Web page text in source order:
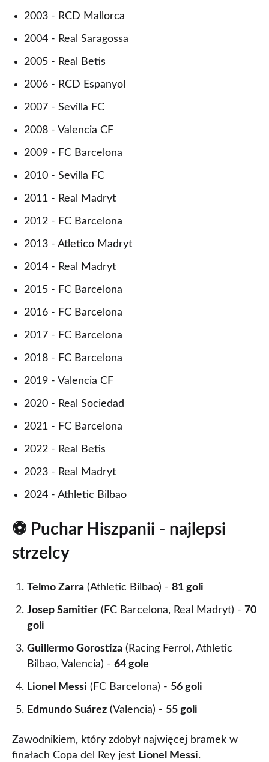
2003 - RCD Mallorca
2004 - Real Saragossa
2005 - Real Betis
2006 - RCD Espanyol
2007 - Sevilla FC
2008 - Valencia CF
2009 - FC Barcelona
2010 - Sevilla FC
2011 - Real Madryt
2012 - FC Barcelona
2013 - Atletico Madryt
2014 - Real Madryt
2015 - FC Barcelona
2016 - FC Barcelona
2017 - FC Barcelona
2018 - FC Barcelona
2019 - Valencia CF
2020 - Real Sociedad
2021 - FC Barcelona
2022 - Real Betis
2023 - Real Madryt
2024 - Athletic Bilbao
⚽ Puchar Hiszpanii - najlepsi
strzelcy
Telmo Zarra (Athletic Bilbao) - 81 goli
Josep Samitier (FC Barcelona, Real Madryt) - 70
goli
Guillermo Gorostiza (Racing Ferrol, Athletic
Bilbao, Valencia) - 64 gole
Lionel Messi (FC Barcelona) - 56 goli
Edmundo Suárez (Valencia) - 55 goli
Zawodnikiem, który zdobył najwięcej bramek w
finałach Copa del Rey jest Lionel Messi.